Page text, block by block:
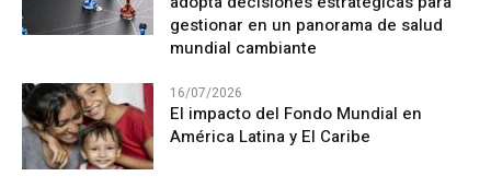
gestionar en un panorama de salud
mundial cambiante
16/07/2026
El impacto del Fondo Mundial en
América Latina y El Caribe